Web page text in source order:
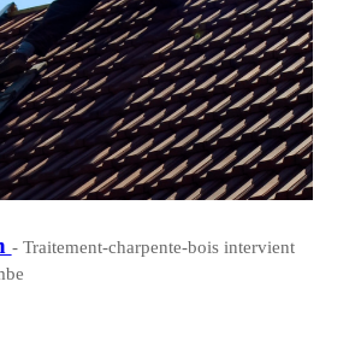
- Traitement-charpente-bois intervient